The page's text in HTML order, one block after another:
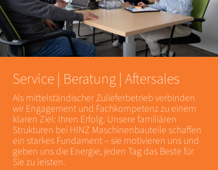
Service | Beratung | Aftersales
Als mittelständischer Zulieferbetrieb verbinden
wir Engagement und Fachkompetenz zu einem
klaren Ziel: Ihren Erfolg. Unsere familiären
Strukturen bei HINZ Maschinenbauteile schaffen
ein starkes Fundament – sie motivieren uns und
geben uns die Energie, jeden Tag das Beste für
Sie zu leisten.